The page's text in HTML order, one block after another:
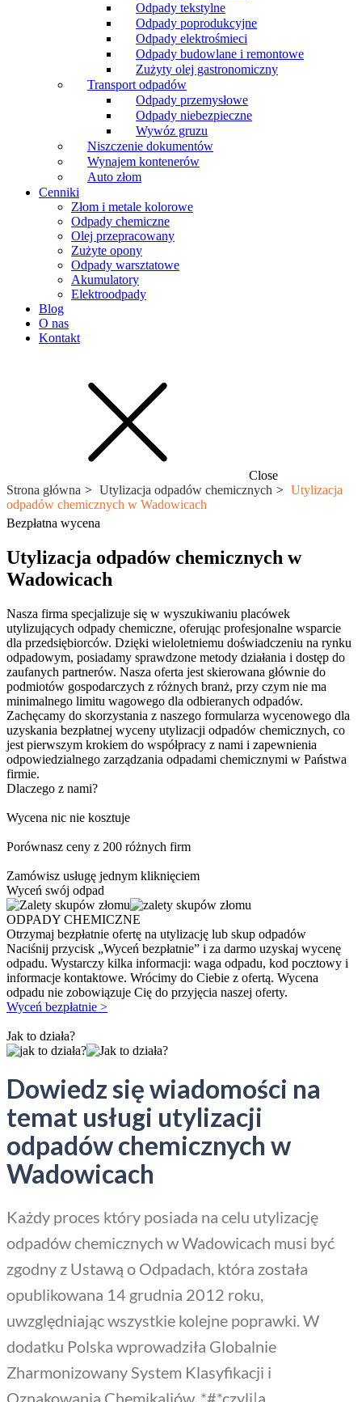
Odpady tekstylne
Odpady poprodukcyjne
Odpady elektrośmieci
Odpady budowlane i remontowe
Zużyty olej gastronomiczny
Transport odpadów
Odpady przemysłowe
Odpady niebezpieczne
Wywóz gruzu
Niszczenie dokumentów
Wynajem kontenerów
Auto złom
Cenniki
Złom i metale kolorowe
Odpady chemiczne
Olej przepracowany
Zużyte opony
Odpady warsztatowe
Akumulatory
Elektroodpady
Blog
O nas
Kontakt
Close
Strona główna
Utylizacja odpadów chemicznych
Utylizacja
odpadów chemicznych w Wadowicach
Bezpłatna wycena
Utylizacja odpadów chemicznych w
Wadowicach
Nasza firma specjalizuje się w wyszukiwaniu placówek
utylizujących odpady chemiczne, oferując profesjonalne wsparcie
dla przedsiębiorców. Dzięki wieloletniemu doświadczeniu na rynku
odpadowym, posiadamy sprawdzone metody działania i dostęp do
zaufanych partnerów. Nasza oferta jest skierowana głównie do
podmiotów gospodarczych z różnych branż, przy czym nie ma
minimalnego limitu wagowego dla odbieranych odpadów.
Zachęcamy do skorzystania z naszego formularza wycenowego dla
uzyskania bezpłatnej wyceny utylizacji odpadów chemicznych, co
jest pierwszym krokiem do współpracy z nami i zapewnienia
odpowiedzialnego zarządzania odpadami chemicznymi w Państwa
firmie.
Dlaczego z nami?
Wycena nic nie kosztuje
Porównasz ceny z 200 różnych firm
Zamówisz usługę jednym kliknięciem
Wyceń swój odpad
ODPADY CHEMICZNE
Otrzymaj bezpłatnie ofertę na utylizację lub skup odpadów
Naciśnij przycisk „Wyceń bezpłatnie” i za darmo uzyskaj wycenę
odpadu. Wystarczy kilka informacji: waga odpadu, kod pocztowy i
informacje kontaktowe. Wrócimy do Ciebie z ofertą. Wycena
odpadu nie zobowiązuje Cię do przyjęcia naszej oferty.
Wyceń bezpłatnie >
Jak to działa?
Dowiedz się wiadomości na
temat usługi utylizacji
odpadów chemicznych w
Wadowicach
Każdy proces który posiada na celu utylizację
odpadów chemicznych w Wadowicach musi być
zgodny z Ustawą o Odpadach, która została
opublikowana 14 grudnia 2012 roku,
uwzględniając wszystkie kolejne poprawki. W
dodatku Polska wprowadziła Globalnie
Zharmonizowany System Klasyfikacji i
Oznakowania Chemikaliów, *#*czyli|a